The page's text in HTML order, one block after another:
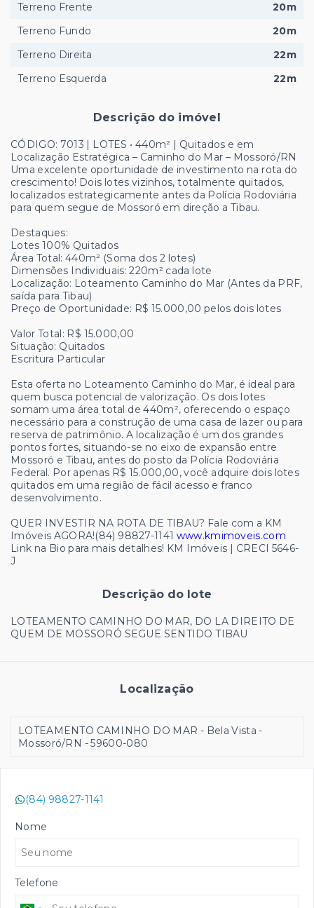
Descrição do imóvel
CÓDIGO: 7013 | LOTES • 440m² | Quitados e em
Localização Estratégica – Caminho do Mar – Mossoró/RN
Uma excelente oportunidade de investimento na rota do
crescimento! Dois lotes vizinhos, totalmente quitados,
localizados estrategicamente antes da Polícia Rodoviária
para quem segue de Mossoró em direção a Tibau.
Destaques:
Lotes 100% Quitados
Área Total: 440m² (Soma dos 2 lotes)
Dimensões Individuais: 220m² cada lote
Localização: Loteamento Caminho do Mar (Antes da PRF,
saída para Tibau)
Preço de Oportunidade: R$ 15.000,00 pelos dois lotes
Valor Total: R$ 15.000,00
Situação: Quitados
Escritura Particular
Esta oferta no Loteamento Caminho do Mar, é ideal para
quem busca potencial de valorização. Os dois lotes
somam uma área total de 440m², oferecendo o espaço
necessário para a construção de uma casa de lazer ou para
reserva de patrimônio. A localização é um dos grandes
pontos fortes, situando-se no eixo de expansão entre
Mossoró e Tibau, antes do posto da Polícia Rodoviária
Federal. Por apenas R$ 15.000,00, você adquire dois lotes
quitados em uma região de fácil acesso e franco
desenvolvimento.
QUER INVESTIR NA ROTA DE TIBAU? Fale com a KM
Imóveis AGORA!(84) 98827-1141 www.kmimoveis.com
Link na Bio para mais detalhes! KM Imóveis | CRECI 5646-
J
Descrição do lote
LOTEAMENTO CAMINHO DO MAR, DO LA DIREITO DE
QUEM DE MOSSORÓ SEGUE SENTIDO TIBAU
Localização
LOTEAMENTO CAMINHO DO MAR - Bela Vista -
Mossoró/RN - 59600-080
Terreno Frente
20m
Terreno Fundo
20m
Terreno Direita
22m
Terreno Esquerda
22m
(84) 98827-1141
Nome
Telefone